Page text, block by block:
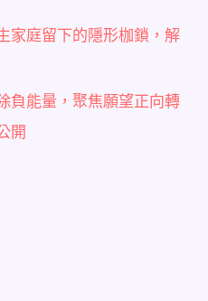
家庭留下的隱形枷鎖，解
負能量，聚焦願望正向轉
開